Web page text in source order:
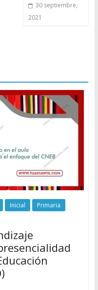
30 septiembre,
2021
Inicial
Primaria